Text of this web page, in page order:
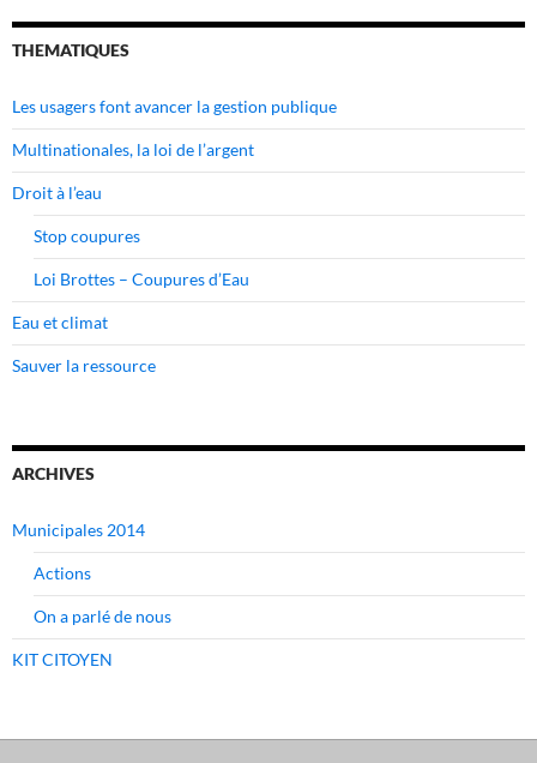
THEMATIQUES
Les usagers font avancer la gestion publique
Multinationales, la loi de l’argent
Droit à l’eau
Stop coupures
Loi Brottes – Coupures d’Eau
Eau et climat
Sauver la ressource
ARCHIVES
Municipales 2014
Actions
On a parlé de nous
KIT CITOYEN